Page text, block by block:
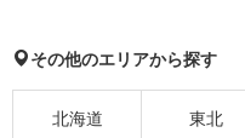
その他のエリアから探す
北海道 東北